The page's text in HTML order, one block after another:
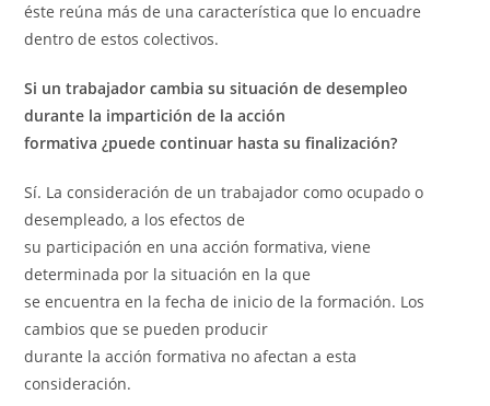
éste reúna más de una característica que lo encuadre
dentro de estos colectivos.
Si un trabajador cambia su situación de desempleo
durante la impartición de la acción
formativa ¿puede continuar hasta su finalización?
Sí. La consideración de un trabajador como ocupado o
desempleado, a los efectos de
su participación en una acción formativa, viene
determinada por la situación en la que
se encuentra en la fecha de inicio de la formación. Los
cambios que se pueden producir
durante la acción formativa no afectan a esta
consideración.